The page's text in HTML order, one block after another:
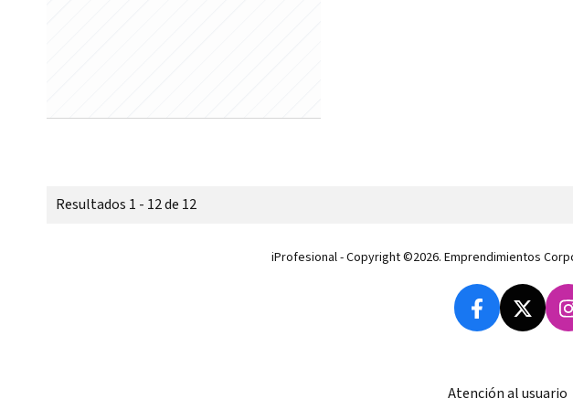
Resultados 1 - 12 de 12
iProfesional - Copyright ©2026. Emprendimientos
Atención al usuario